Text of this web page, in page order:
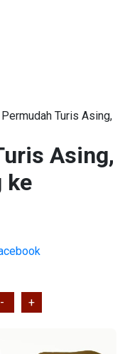
Turis Asing,
Asing,
ke
- +